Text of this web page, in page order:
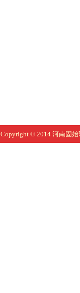
Copyright © 2014 河南固